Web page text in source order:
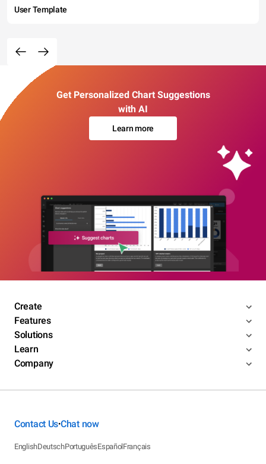
User Template
Get Personalized Chart Suggestions
with AI
Learn more
Create
Features
Solutions
Learn
Company
Contact Us•Chat now
EnglishDeutschPortuguêsEspañolFrançais